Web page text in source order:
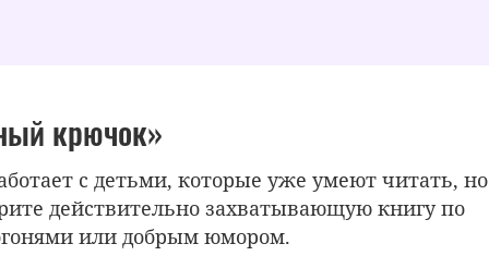
крючок»
с детьми, которые уже умеют читать, но
действительно захватывающую книгу по
или добрым юмором.